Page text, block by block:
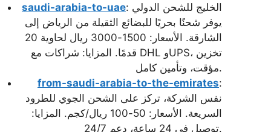
saudi-arabia-to-uae: الخليج للشحن الدولي
يوفر شحنًا بحريًا للبضائع الثقيلة من الرياض إلى
الشارقة. الأسعار: 1500-3000 ريال لحاوية 20
قدمًا. المزايا: شراكات مع DHL وUPS، تخزين
مؤقت، وتأمين كامل.
from-saudi-arabia-to-the-emirates:
نفس الشركة، تركز على الشحن الجوي للطرود
السريعة. الأسعار: 50-100 ريال/كجم. المزايا:
توصيل في 24 ساعة، دعم 24/7.